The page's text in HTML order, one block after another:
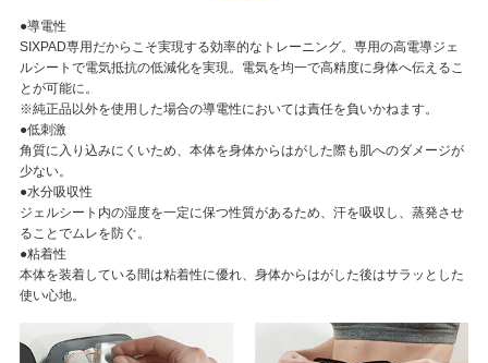
●導電性
SIXPAD専用だからこそ実現する効率的なトレーニング。専用の高電導ジェ
ルシートで電気抵抗の低減化を実現。電気を均一で高精度に身体へ伝えるこ
とが可能に。
※純正品以外を使用した場合の導電性においては責任を負いかねます。
●低刺激
角質に入り込みにくいため、本体を身体からはがした際も肌へのダメージが
少ない。
●水分吸収性
ジェルシート内の湿度を一定に保つ性質があるため、汗を吸収し、蒸発させ
ることでムレを防ぐ。
●粘着性
本体を装着している間は粘着性に優れ、身体からはがした後はサラッとした
使い心地。